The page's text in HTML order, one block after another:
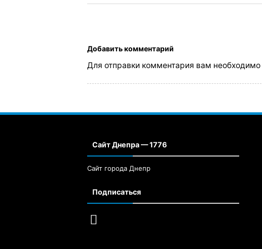
Добавить комментарий
Для отправки комментария вам необходимо
Сайт Днепра — 1776
Сайт города Днепр
Подписаться